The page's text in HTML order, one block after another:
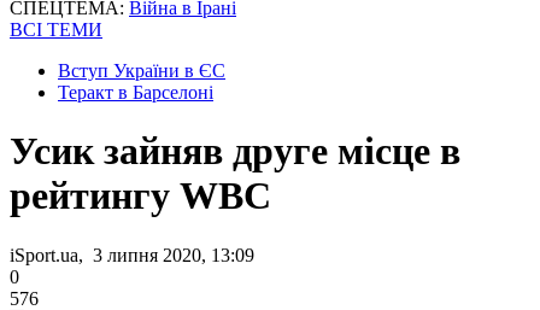
СПЕЦТЕМА: Війна в Ірані
ВСІ ТЕМИ
Вступ України в ЄС
Теракт в Барселоні
Усик зайняв друге місце в
рейтингу WBC
iSport.ua, 3 липня 2020, 13:09
0
576